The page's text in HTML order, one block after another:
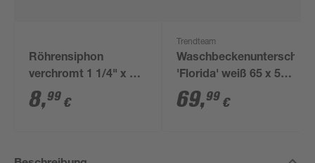
Röhrensiphon
verchromt 1 1/4" x 32
mm
8,99 €
Trendteam
'Florida' weiß 65 x 56
x 33 cm
69,99 €